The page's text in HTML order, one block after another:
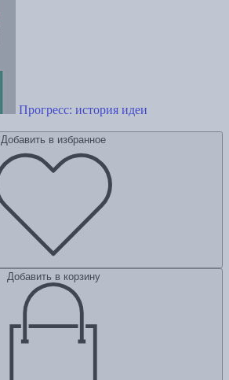
Прогресс: история идеи
Добавить в избранное
Добавить в корзину